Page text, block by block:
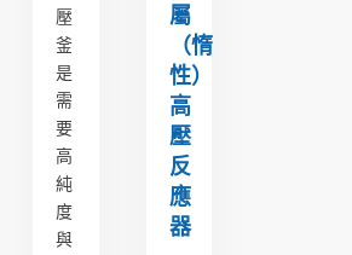
壓
釜
是
需
要
高
純
度
與
屬
（惰
性）
高
壓
反
應
器